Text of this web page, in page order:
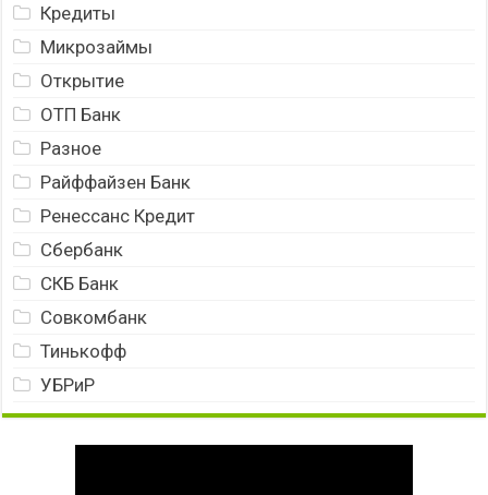
Кредиты
Микрозаймы
Открытие
ОТП Банк
Разное
Райффайзен Банк
Ренессанс Кредит
Сбербанк
СКБ Банк
Совкомбанк
Тинькофф
УБРиР